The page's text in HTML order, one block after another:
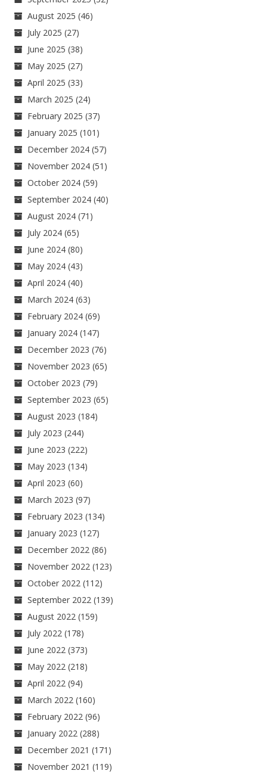
August 2025 (46)
July 2025 (27)
June 2025 (38)
May 2025 (27)
April 2025 (33)
March 2025 (24)
February 2025 (37)
January 2025 (101)
December 2024 (57)
November 2024 (51)
October 2024 (59)
September 2024 (40)
August 2024 (71)
July 2024 (65)
June 2024 (80)
May 2024 (43)
April 2024 (40)
March 2024 (63)
February 2024 (69)
January 2024 (147)
December 2023 (76)
November 2023 (65)
October 2023 (79)
September 2023 (65)
August 2023 (184)
July 2023 (244)
June 2023 (222)
May 2023 (134)
April 2023 (60)
March 2023 (97)
February 2023 (134)
January 2023 (127)
December 2022 (86)
November 2022 (123)
October 2022 (112)
September 2022 (139)
August 2022 (159)
July 2022 (178)
June 2022 (373)
May 2022 (218)
April 2022 (94)
March 2022 (160)
February 2022 (96)
January 2022 (288)
December 2021 (171)
November 2021 (119)